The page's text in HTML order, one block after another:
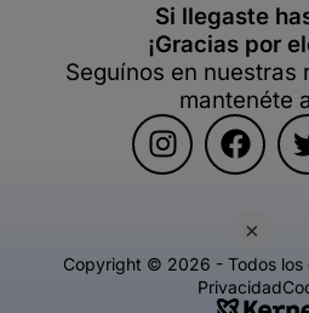
×
Si llegaste
¡Gracias por
Seguínos en nuestras
mantenéte
Copyright © 2026 - Todos los
Privacidad